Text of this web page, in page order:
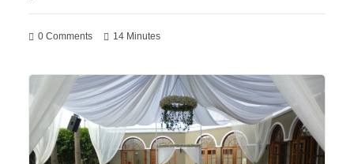
0 Comments 14 Minutes